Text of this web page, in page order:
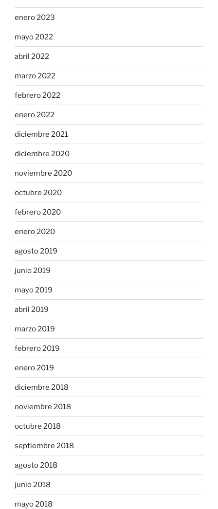
enero 2023
mayo 2022
abril 2022
marzo 2022
febrero 2022
enero 2022
diciembre 2021
diciembre 2020
noviembre 2020
octubre 2020
febrero 2020
enero 2020
agosto 2019
junio 2019
mayo 2019
abril 2019
marzo 2019
febrero 2019
enero 2019
diciembre 2018
noviembre 2018
octubre 2018
septiembre 2018
agosto 2018
junio 2018
mayo 2018